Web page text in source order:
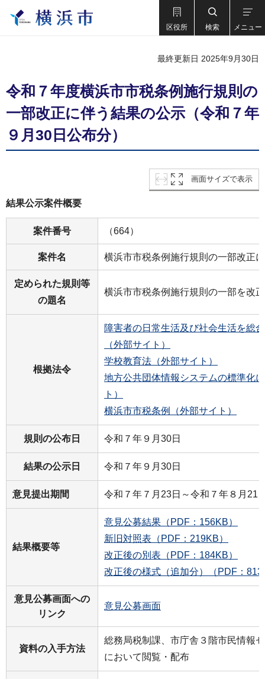
区役所 検索 メニュー
最終更新日 2025年9月30日
令和７年度横浜市市税条例施行規則の
一部改正に伴う結果の公示（令和７年
９月30日公布分）
画面サイズで表示
結果公示案件概要
案件番号 （664）
案件名 横浜市市税条例施行規則の一部改正
定められた規則等
の題名
横浜市市税条例施行規則の一部を改
根拠法令
障害者の日常生活及び社会生活を総
（外部サイト）
学校教育法（外部サイト）
地方公共団体情報システムの標準化
ト）
横浜市市税条例（外部サイト）
規則の公布日 令和７年９月30日
結果の公示日 令和７年９月30日
意見提出期間 令和７年７月23日～令和７年８月21
結果概要等
意見公募結果（PDF：156KB）
新旧対照表（PDF：219KB）
改正後の別表（PDF：184KB）
改正後の様式（追加分）（PDF：
意見公募画面への
リンク
意見公募画面
資料の入手方法
総務局税制課、市庁舎３階市民情報
において閲覧・配布